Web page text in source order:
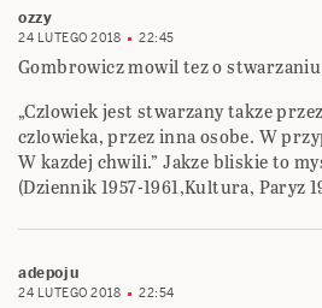
ozzy
24 LUTEGO 2018 22:45
Gombrowicz mowil tez o
„Czlowiek jest stwarzany takze
czlowieka, przez inna osobe. W
W kazdej chwili.” Jakze bliskie to
(Dziennik 1957-1961,Kultura, Paryz
adepoju
24 LUTEGO 2018 22:54